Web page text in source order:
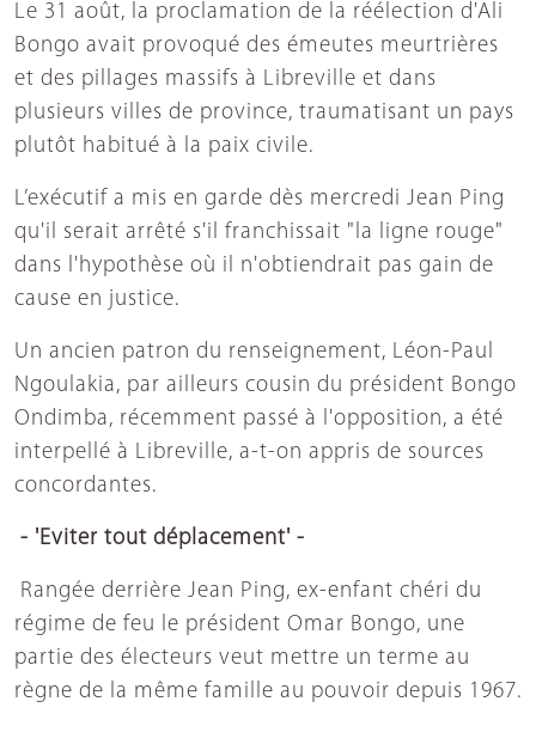
Le 31 août, la proclamation de la réélection d'Ali
Bongo avait provoqué des émeutes meurtrières
et des pillages massifs à Libreville et dans
plusieurs villes de province, traumatisant un pays
plutôt habitué à la paix civile.
L’exécutif a mis en garde dès mercredi Jean Ping
qu'il serait arrêté s'il franchissait "la ligne rouge"
dans l'hypothèse où il n'obtiendrait pas gain de
cause en justice.
Un ancien patron du renseignement, Léon-Paul
Ngoulakia, par ailleurs cousin du président Bongo
Ondimba, récemment passé à l'opposition, a été
interpellé à Libreville, a-t-on appris de sources
concordantes.
- 'Eviter tout déplacement' -
Rangée derrière Jean Ping, ex-enfant chéri du
régime de feu le président Omar Bongo, une
partie des électeurs veut mettre un terme au
règne de la même famille au pouvoir depuis 1967.